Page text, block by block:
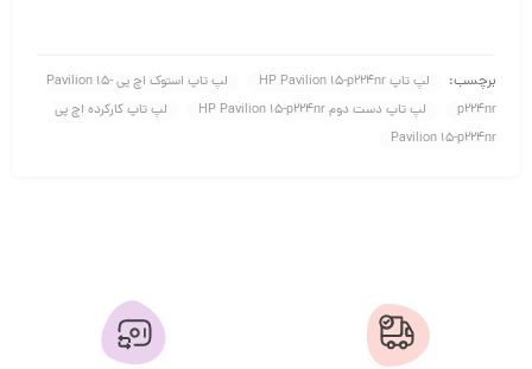
برچسب: لپ تاپ HP Pavilion 15-p224nr
لپ تاپ استوک اچ پی Pavilion 15-
p224nr
لپ تاپ دست دوم HP Pavilion 15-p224nr
لپ تاپ کارکرده اچ پی
Pavilion 15-p224nr